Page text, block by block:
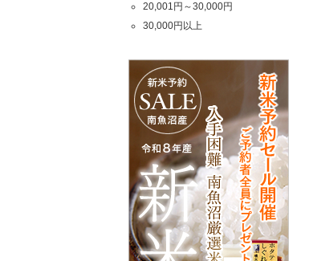
20,001円～30,000円
30,000円以上